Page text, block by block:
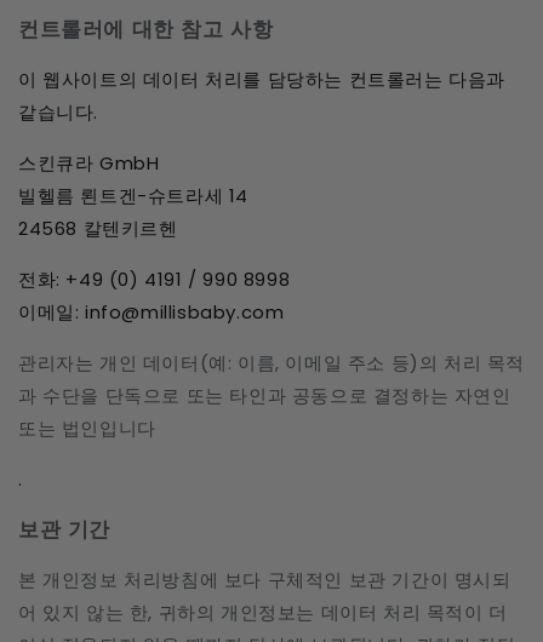
컨트롤러에 대한 참고 사항
이 웹사이트의 데이터 처리를 담당하는 컨트롤러는 다음과
같습니다.
스킨큐라 GmbH
빌헬름 뢴트겐-슈트라세 14
24568 칼텐키르헨
전화: +49 (0) 4191 / 990 8998
이메일: info@millisbaby.com
관리자는 개인 데이터(예: 이름, 이메일 주소 등)의 처리 목적
과 수단을 단독으로 또는 타인과 공동으로 결정하는 자연인
또는 법인입니다
.
보관 기간
본 개인정보 처리방침에 보다 구체적인 보관 기간이 명시되
어 있지 않는 한, 귀하의 개인정보는 데이터 처리 목적이 더